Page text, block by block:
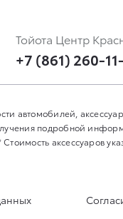
Тойота Центр
+7 (861) 260-
автомобилей,
подробной
аксессуаров